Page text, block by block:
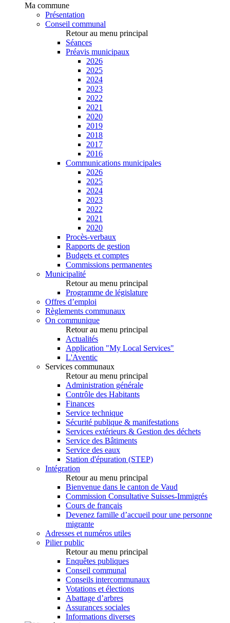
Ma commune
Présentation
Conseil communal
Retour au menu principal
Séances
Préavis municipaux
2026
2025
2024
2023
2022
2021
2020
2019
2018
2017
2016
Communications municipales
2026
2025
2024
2023
2022
2021
2020
Procès-verbaux
Rapports de gestion
Budgets et comptes
Commissions permanentes
Municipalité
Retour au menu principal
Programme de législature
Offres d’emploi
Règlements communaux
On communique
Retour au menu principal
Actualités
Application "My Local Services"
L'Aventic
Services communaux
Retour au menu principal
Administration générale
Contrôle des Habitants
Finances
Service technique
Sécurité publique & manifestations
Services extérieurs & Gestion des déchets
Service des Bâtiments
Service des eaux
Station d'épuration (STEP)
Intégration
Retour au menu principal
Bienvenue dans le canton de Vaud
Commission Consultative Suisses-Immigrés
Cours de français
Devenez famille d’accueil pour une personne
migrante
Adresses et numéros utiles
Pilier public
Retour au menu principal
Enquêtes publiques
Conseil communal
Conseils intercommunaux
Votations et élections
Abattage d’arbres
Assurances sociales
Informations diverses